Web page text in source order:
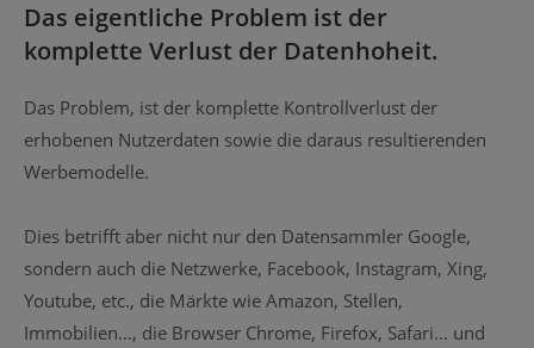
Das eigentliche Problem ist der
komplette Verlust der Datenhoheit.
Das Problem, ist der komplette Kontrollverlust der
erhobenen Nutzerdaten sowie die daraus resultierenden
Werbemodelle.
Dies betrifft aber nicht nur den Datensammler Google,
sondern auch die Netzwerke, Facebook, Instagram, Xing,
Youtube, etc., die Märkte wie Amazon, Stellen,
Immobilien…, die Browser Chrome, Firefox, Safari… und